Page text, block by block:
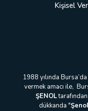
Kişisel
1988 yılında
vermek amacı ile,
ŞENOL
dükkanda "